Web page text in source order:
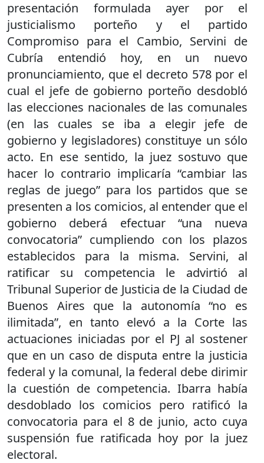
presentación formulada ayer por el
justicialismo porteño y el partido
Compromiso para el Cambio, Servini de
Cubría entendió hoy, en un nuevo
pronunciamiento, que el decreto 578 por el
cual el jefe de gobierno porteño desdobló
las elecciones nacionales de las comunales
(en las cuales se iba a elegir jefe de
gobierno y legisladores) constituye un sólo
acto. En ese sentido, la juez sostuvo que
hacer lo contrario implicaría “cambiar las
reglas de juego” para los partidos que se
presenten a los comicios, al entender que el
gobierno deberá efectuar “una nueva
convocatoria” cumpliendo con los plazos
establecidos para la misma. Servini, al
ratificar su competencia le advirtió al
Tribunal Superior de Justicia de la Ciudad de
Buenos Aires que la autonomía “no es
ilimitada”, en tanto elevó a la Corte las
actuaciones iniciadas por el PJ al sostener
que en un caso de disputa entre la justicia
federal y la comunal, la federal debe dirimir
la cuestión de competencia. Ibarra había
desdoblado los comicios pero ratificó la
convocatoria para el 8 de junio, acto cuya
suspensión fue ratificada hoy por la juez
electoral.